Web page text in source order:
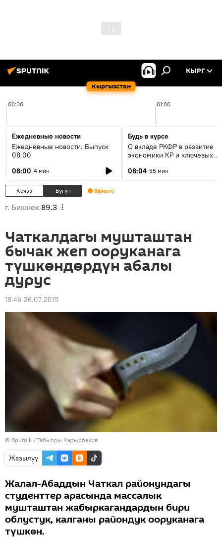
Кыргызстан
КЫРГ
00:00 01:00
Ежедневные новости
Ежедневные новости. Выпуск
08:00
08:00 4 мин
Будь в курсе
О вкладе РКФР в развитие
экономики КР и ключевых
08:04 55 мин
Кечээ Бүгүн Эфирге
г. Бишкек 89.3
Чаткалдагы мушташтан
бычак жеп ооруканага
түшкөндөрдүн абалы
дурус
18:46 06.07.2015
© Sputnik / Табылды Кадырбеков
Жазылуу
Жалал-Абаддын Чаткал районундагы
студенттер арасында массалык
мушташтан жабыркагандардын бири
облустук, калганы райондук ооруканага
түшкөн.